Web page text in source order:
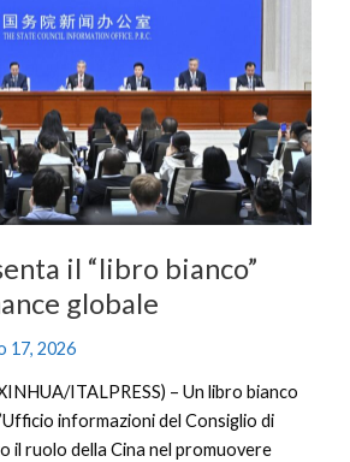
il “libro bianco”
globale
17, 2026
ITALPRESS) – Un libro bianco
informazioni del Consiglio di
il ruolo della Cina nel promuovere